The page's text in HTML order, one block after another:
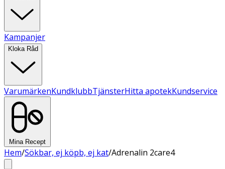
Kampanjer
Kloka Råd
VarumärkenKundklubbTjänsterHitta apotekKundservice
Mina Recept
Hem/Sökbar, ej köpb, ej kat/Adrenalin 2care4